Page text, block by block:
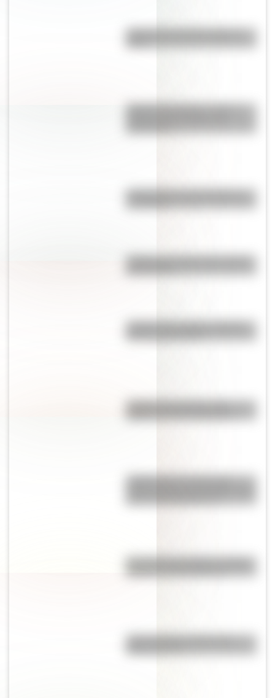
¿Qué pasó el 25 de mayo de
José de San Martín: conocé
Calchaquíes: características y
¿Cuál es el nombre más usado
¿Sabías que existe un pueblo
¿Sabías que Venecia está
repleta de manos gigantes?
¿Sabías que la mosca más
Revolución de Octubre: origen,
¿Qué significa meridional y